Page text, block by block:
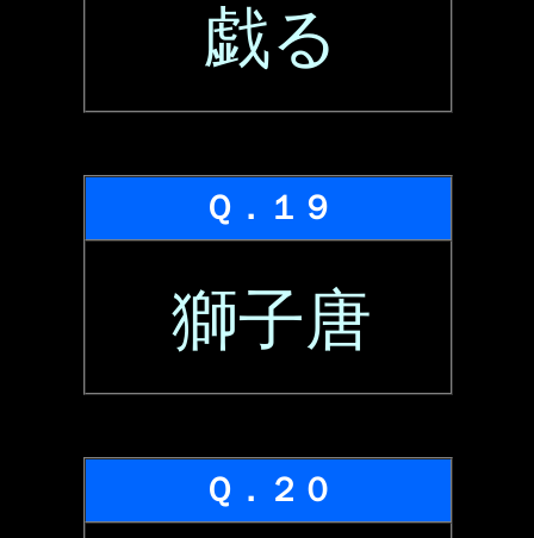
戯る
Ｑ．１９
獅子唐
Ｑ．２０